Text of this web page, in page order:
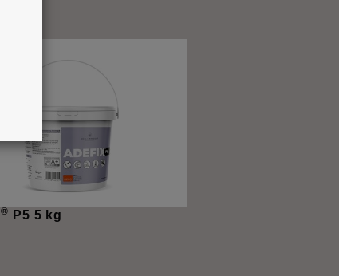
® P5 5 kg